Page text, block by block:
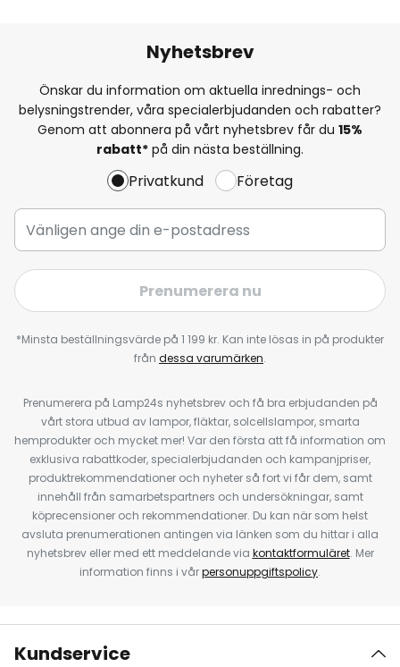
Nyhetsbrev
Önskar du information om aktuella inrednings- och
belysningstrender, våra specialerbjudanden och rabatter?
Genom att abonnera på vårt nyhetsbrev får du 15%
rabatt* på din nästa beställning.
Privatkund Företag
Prenumerera nu
*Minsta beställningsvärde på 1 199 kr. Kan inte lösas in på produkter
från dessa varumärken.
Prenumerera på Lamp24s nyhetsbrev och få bra erbjudanden på
vårt stora utbud av lampor, fläktar, solcellslampor, smarta
hemprodukter och mycket mer! Var den första att få information om
exklusiva rabattkoder, specialerbjudanden och kampanjpriser,
produktrekommendationer och nyheter så fort vi får dem, samt
innehåll från samarbetspartners och undersökningar, samt
köprecensioner och rekommendationer. Du kan när som helst
avsluta prenumerationen antingen via länken som du hittar i alla
nyhetsbrev eller med ett meddelande via kontaktformuläret. Mer
information finns i vårpersonuppgiftspolicy.
Kundservice